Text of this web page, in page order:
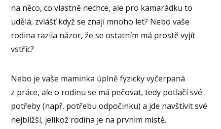
na něco, co vlastně nechce, ale pro kamarádku to
udělá, zvlášť když se znají mnoho let? Nebo vaše
rodina razila názor, že se ostatním má prostě vyjít
vstříc?
Nebo je vaše maminka úplně fyzicky vyčerpaná
z práce, ale o rodinu se má pečovat, tedy potlačí své
potřeby (např. potřebu odpočinku) a jde navštívit své
nejbližší, jelikož rodina je na prvním místě.